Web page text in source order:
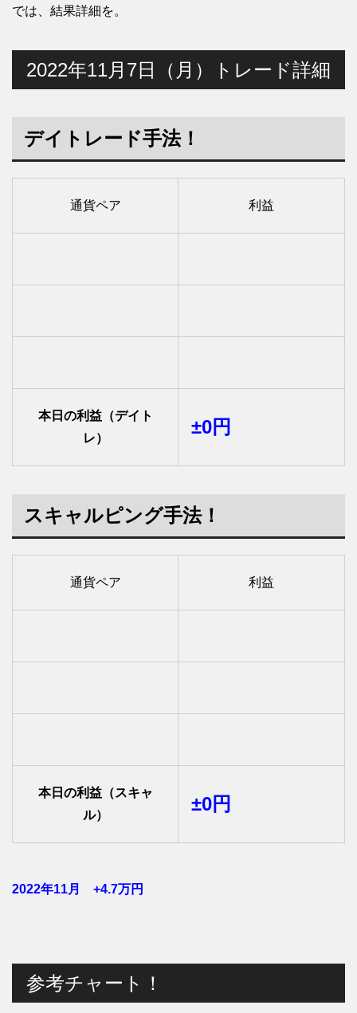
では、結果詳細を。
2022年11月7日（月）トレード詳細
デイトレード手法！
通貨ペア 利益
本日の利益（デイト
レ）
±0円
スキャルピング手法！
通貨ペア 利益
本日の利益（スキャ
ル）
±0円
2022年11月 +4.7万円
参考チャート！